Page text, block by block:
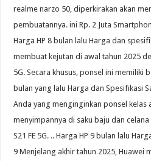
realme narzo 50, diperkirakan akan
pembuatannya. ini Rp. 2 Juta
Harga HP 8 bulan lalu Harga dan
membuat kejutan di awal tahun 2025
5G. Secara khusus, ponsel ini memiliki
bulan yang lalu Harga dan Spesifikasi
Anda yang menginginkan ponsel kelas
menyimpannya di saku baju dan
S21 FE 5G. .. Harga HP 9 bulan lalu
9 Menjelang akhir tahun 2025, Huawei